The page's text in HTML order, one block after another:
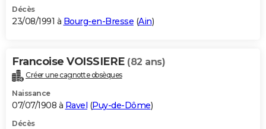
Décès
23/08/1991 à Bourg-en-Bresse (Ain)
Francoise VOISSIERE (82 ans)
Créer une cagnotte obsèques
Naissance
07/07/1908 à Ravel (Puy-de-Dôme)
Décès